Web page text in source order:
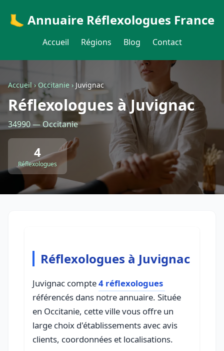
🦶 Annuaire Réflexologues France
Accueil Régions Blog Contact
Accueil›Occitanie › Juvignac
Réflexologues à Juvignac
34990 — Occitanie
4
Réflexologues
Réflexologues à Juvignac
Juvignac compte4 réflexologues
référencés dans notre annuaire. Située
en Occitanie, cette ville vous offre un
large choix d'établissements avec avis
clients, coordonnées et localisations.